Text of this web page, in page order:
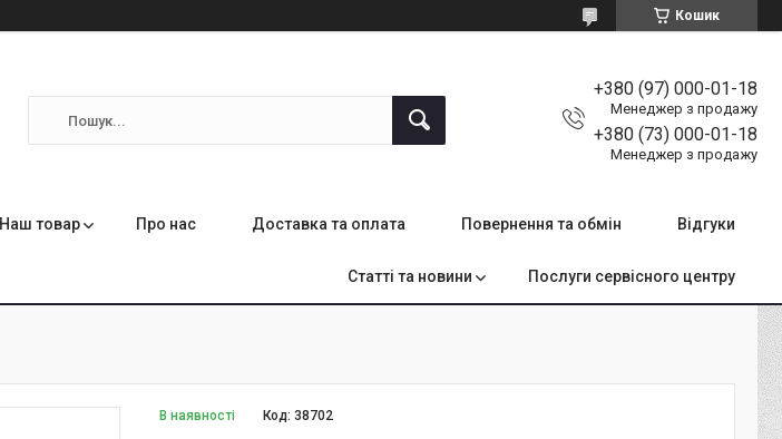
Кошик
+380 (97) 000-01-18
Менеджер з продажу
+380 (73) 000-01-18
Менеджер з продажу
Наш товар Про нас Доставка та оплата Повернення та обмін Відгуки
Статті та новини Послуги сервісного центру
В наявності Код:38702